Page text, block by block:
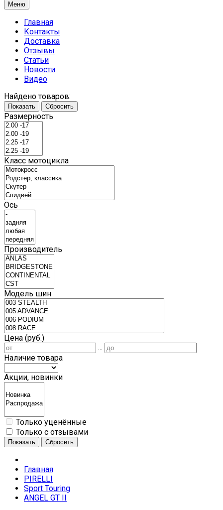
Меню
Главная
Контакты
Доставка
Отзывы
Статьи
Новости
Видео
Найдено товаров:
Показать Сбросить
Размерность
Класс мотоцикла
Ось
Производитель
Модель шин
Цена (руб.)
...
Наличие товара
Акции, новинки
Только уценённые
Только с отзывами
Показать Сбросить
Главная
PIRELLI
Sport Touring
ANGEL GT II